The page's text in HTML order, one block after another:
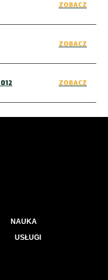
ZOBACZ
ZOBACZ
ZOBACZ
NAUKA
USŁUGI